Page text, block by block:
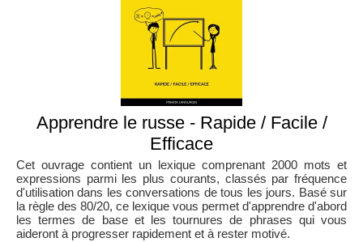
Apprendre le russe - Rapide / Facile /
Efficace
Cet ouvrage contient un lexique comprenant 2000 mots et
expressions parmi les plus courants, classés par fréquence
d'utilisation dans les conversations de tous les jours. Basé sur
la règle des 80/20, ce lexique vous permet d'apprendre d'abord
les termes de base et les tournures de phrases qui vous
aideront à progresser rapidement et à rester motivé.